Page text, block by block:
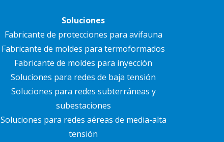
Soluciones
Fabricante de protecciones para avifauna
Fabricante de moldes para termoformados
Fabricante de moldes para inyección
Soluciones para redes de baja tensión
Soluciones para redes subterráneas y
subestaciones
Soluciones para redes aéreas de media-alta
tensión